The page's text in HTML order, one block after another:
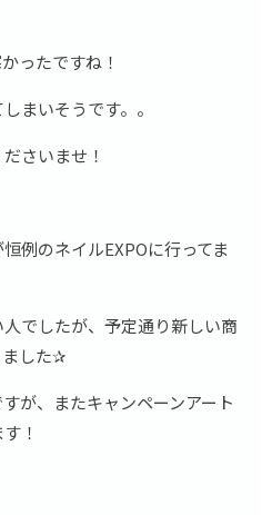
ったですね！
まいそうです。。
さいませ！
例のネイルEXPOに行ってま
でしたが、予定通り新しい商
ました✰
が、またキャンペーンアート
！